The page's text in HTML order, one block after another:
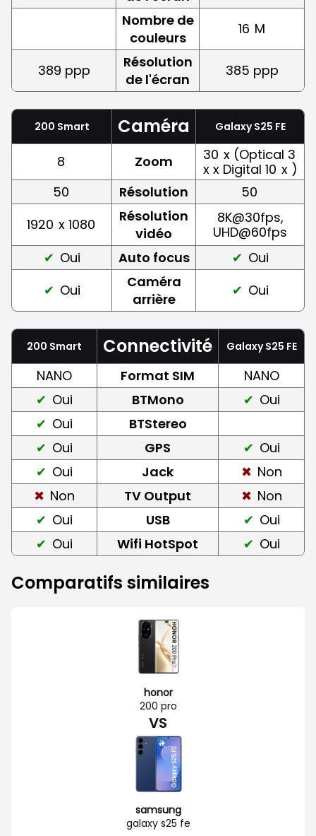
Nombre de
couleurs
16 M
389 ppp
Résolution
de l'écran
385 ppp
200 Smart Caméra Galaxy S25 FE
8 Zoom 30 x (Optical 3
x x Digital 10 x )
50
Résolution
50
1920 x 1080
Résolution
vidéo
8K@30fps,
UHD@60fps
Oui
Auto focus
Oui
Oui
Caméra
arrière
Oui
200 Smart Connectivité Galaxy S25 FE
NANO Format SIM
NANO
Oui
BTMono
Oui
Oui
BTStereo
Oui
GPS
Oui
Oui
Jack
Non
Non
TV Output
Non
Oui
USB
Oui
Oui
Wifi HotSpot Oui
Comparatifs similaires
honor
200 pro
VS
samsung
galaxy s25 fe